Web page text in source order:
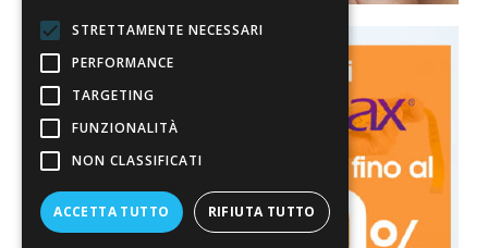
STRETTAMENTE NECESSARI
PERFORMANCE
TARGETING
FUNZIONALITÀ
NON CLASSIFICATI
ACCETTA TUTTO RIFIUTA TUTTO